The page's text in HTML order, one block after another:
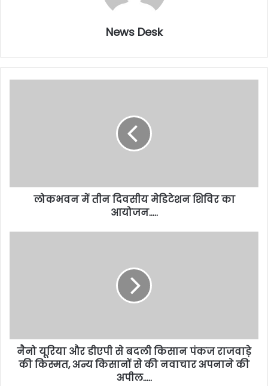
News Desk
लोकभवन में तीन दिवसीय मेडिटेशन शिविर का
आयोजन…..
नैनो यूरिया और डीएपी से बदली किसान पंकज राजवाड़े
की किस्मत, अन्य किसानों से की नवाचार अपनाने की
अपील…..